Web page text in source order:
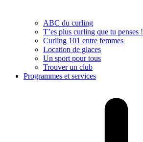
ABC du curling
T’es plus curling que tu penses !
Curling 101 entre femmes
Location de glaces
Un sport pour tous
Trouver un club
Programmes et services